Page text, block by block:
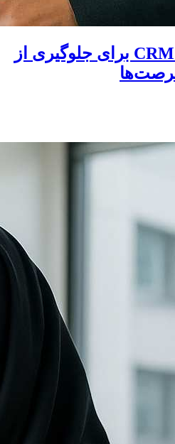
انتشار فناوری جدید CRM برای جلوگیری از